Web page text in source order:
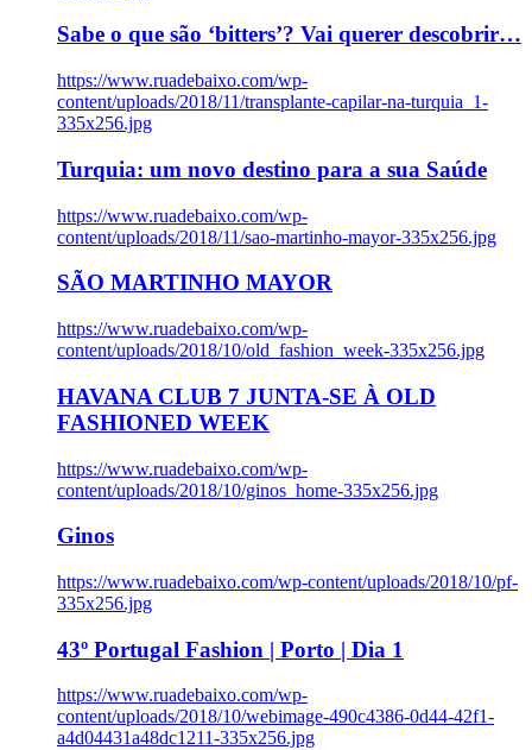
Sabe o que são ‘bitters’? Vai querer descobrir…
https://www.ruadebaixo.com/wp-
content/uploads/2018/11/transplante-capilar-na-turquia_1-
335x256.jpg
Turquia: um novo destino para a sua Saúde
https://www.ruadebaixo.com/wp-
content/uploads/2018/11/sao-martinho-mayor-335x256.jpg
SÃO MARTINHO MAYOR
https://www.ruadebaixo.com/wp-
content/uploads/2018/10/old_fashion_week-335x256.jpg
HAVANA CLUB 7 JUNTA-SE À OLD
FASHIONED WEEK
https://www.ruadebaixo.com/wp-
content/uploads/2018/10/ginos_home-335x256.jpg
Ginos
https://www.ruadebaixo.com/wp-content/uploads/2018/10/pf-
335x256.jpg
43º Portugal Fashion | Porto | Dia 1
https://www.ruadebaixo.com/wp-
content/uploads/2018/10/webimage-490c4386-0d44-42f1-
a4d04431a48dc1211-335x256.jpg